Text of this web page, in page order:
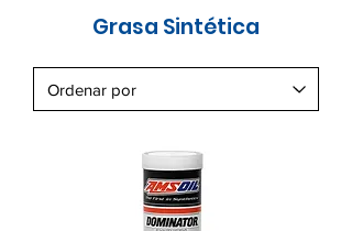
Grasa Sintética